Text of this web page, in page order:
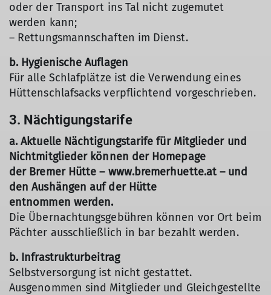
oder der Transport ins Tal nicht zugemutet
werden kann;
– Rettungsmannschaften im Dienst.
b. Hygienische Auflagen
Für alle Schlafplätze ist die Verwendung eines
Hüttenschlafsacks verpflichtend vorgeschrieben.
3. Nächtigungstarife
a. Aktuelle Nächtigungstarife für Mitglieder und
Nichtmitglieder können der Homepage
der Bremer Hütte – www.bremerhuette.at – und
den Aushängen auf der Hütte
entnommen werden.
Die Übernachtungsgebühren können vor Ort beim
Pächter ausschließlich in bar bezahlt werden.
b. Infrastrukturbeitrag
Selbstversorgung ist nicht gestattet.
Ausgenommen sind Mitglieder und Gleichgestellte